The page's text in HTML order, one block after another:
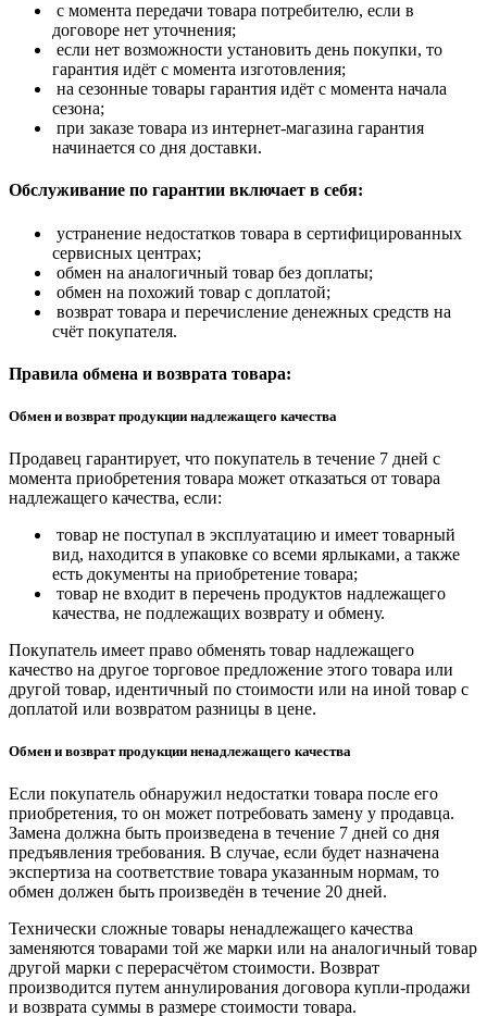
с момента передачи товара потребителю, если в
договоре нет уточнения;
если нет возможности установить день покупки, то
гарантия идёт с момента изготовления;
на сезонные товары гарантия идёт с момента начала
сезона;
при заказе товара из интернет-магазина гарантия
начинается со дня доставки.
Обслуживание по гарантии включает в себя:
устранение недостатков товара в сертифицированных
сервисных центрах;
обмен на аналогичный товар без доплаты;
обмен на похожий товар с доплатой;
возврат товара и перечисление денежных средств на
счёт покупателя.
Правила обмена и возврата товара:
Обмен и возврат продукции надлежащего качества
Продавец гарантирует, что покупатель в течение 7 дней с
момента приобретения товара может отказаться от товара
надлежащего качества, если:
товар не поступал в эксплуатацию и имеет товарный
вид, находится в упаковке со всеми ярлыками, а также
есть документы на приобретение товара;
товар не входит в перечень продуктов надлежащего
качества, не подлежащих возврату и обмену.
Покупатель имеет право обменять товар надлежащего
качество на другое торговое предложение этого товара или
другой товар, идентичный по стоимости или на иной товар с
доплатой или возвратом разницы в цене.
Обмен и возврат продукции ненадлежащего качества
Если покупатель обнаружил недостатки товара после его
приобретения, то он может потребовать замену у продавца.
Замена должна быть произведена в течение 7 дней со дня
предъявления требования. В случае, если будет назначена
экспертиза на соответствие товара указанным нормам, то
обмен должен быть произведён в течение 20 дней.
Технически сложные товары ненадлежащего качества
заменяются товарами той же марки или на аналогичный товар
другой марки с перерасчётом стоимости. Возврат
производится путем аннулирования договора купли-продажи
и возврата суммы в размере стоимости товара.